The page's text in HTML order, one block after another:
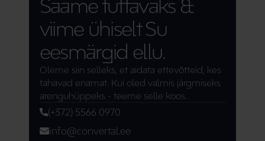
Saame tuttavaks &
viime ühiselt Su
eesmärgid ellu.
Oleme siin selleks, et aidata ettevõtteid, kes
tahavad enamat. Kui oled valmis järgmiseks
arenguhüppeks - teeme selle koos.
(+372) 5566 0970
info@convertal.ee